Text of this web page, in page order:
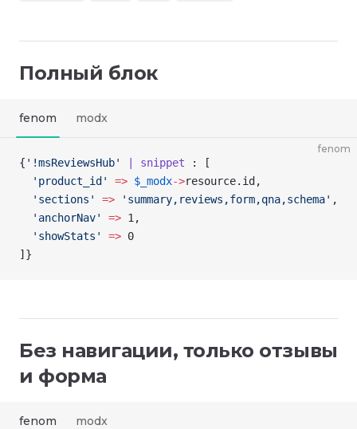
Полный блок
fenom modx
fenom
{ '!msReviewsHub' | snippet : [
  'product_id'
=> $_modx->resource.id,
  'sections'
=> 'summary,reviews,form,qna,schema' ,
  'anchorNav'
=> 1,
  'showStats'
=> 0
] }
Без навигации, только отзывы
и форма
fenom modx